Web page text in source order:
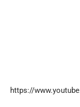
https://